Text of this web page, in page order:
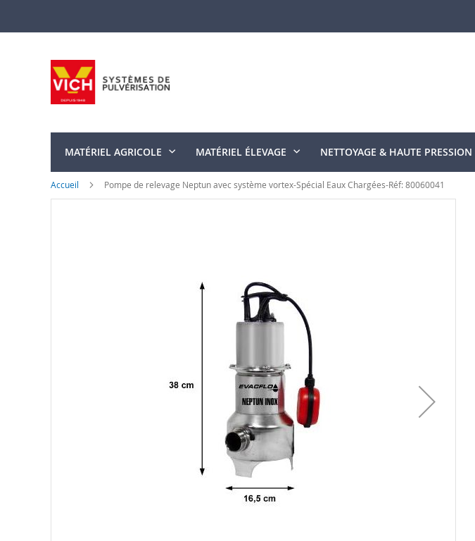
contenu
MATÉRIEL AGRICOLE MATÉRIEL ÉLEVAGE NETTOYAGE & HAUTE PRESSION
Accueil Pompe de relevage Neptun avec système vortex-Spécial Eaux Chargées-Réf: 80060041